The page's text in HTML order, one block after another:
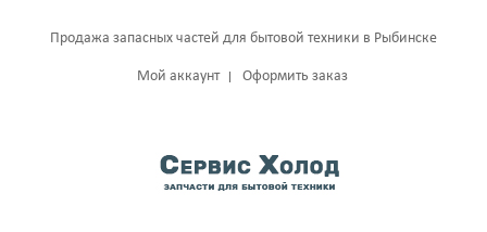
Продажа запасных частей для бытовой техники в Рыбинске
Мой аккаунт Оформить заказ